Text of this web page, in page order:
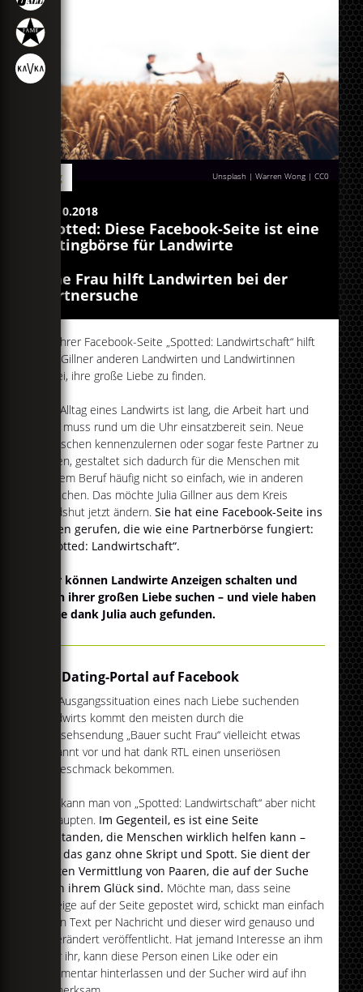
Unsplash | Warren Wong |CC0
Blog
11.10.2018
Spotted: Diese Facebook-Seite ist eine
Datingbörse für Landwirte
Eine Frau hilft Landwirten bei der
Partnersuche
Mit ihrer Facebook-Seite „Spotted: Landwirtschaft“ hilft
Julia Gillner anderen Landwirten und Landwirtinnen
dabei, ihre große Liebe zu finden.
Der Alltag eines Landwirts ist lang, die Arbeit hart und
man muss rund um die Uhr einsatzbereit sein. Neue
Menschen kennenzulernen oder sogar feste Partner zu
finden, gestaltet sich dadurch für die Menschen mit
diesem Beruf häufig nicht so einfach, wie in anderen
Branchen. Das möchte Julia Gillner aus dem Kreis
Landshut jetzt ändern.Sie hat eine Facebook-Seite ins
Leben gerufen, die wie eine Partnerbörse fungiert:
„Spotted: Landwirtschaft“.
Hier können Landwirte Anzeigen schalten und
nach ihrer großen Liebe suchen – und viele haben
diese dank Julia auch gefunden.
Ein Dating-Portal auf Facebook
Die Ausgangssituation eines nach Liebe suchenden
Landwirts kommt den meisten durch die
Fernsehsendung „Bauer sucht Frau“ vielleicht etwas
bekannt vor und hat dank RTL einen unseriösen
Beigeschmack bekommen.
Das kann man von „Spotted: Landwirtschaft“ aber nicht
behaupten. Im Gegenteil, es ist eine Seite
entstanden, die Menschen wirklich helfen kann –
und das ganz ohne Skript und Spott. Sie dient der
echten Vermittlung von Paaren, die auf der Suche
nach ihrem Glück sind. Möchte man, dass seine
Anzeige auf der Seite gepostet wird, schickt man einfach
einen Text per Nachricht und dieser wird genauso und
unverändert veröffentlicht. Hat jemand Interesse an ihm
oder ihr, kann diese Person einen Like oder ein
Kommentar hinterlassen und der Sucher wird auf ihn